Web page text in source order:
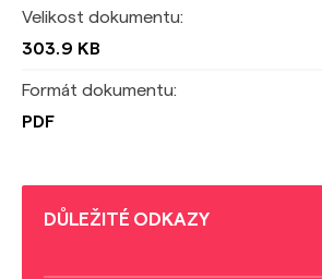
Velikost dokumentu:
303.9 KB
Formát dokumentu:
PDF
DŮLEŽITÉ ODKAZY